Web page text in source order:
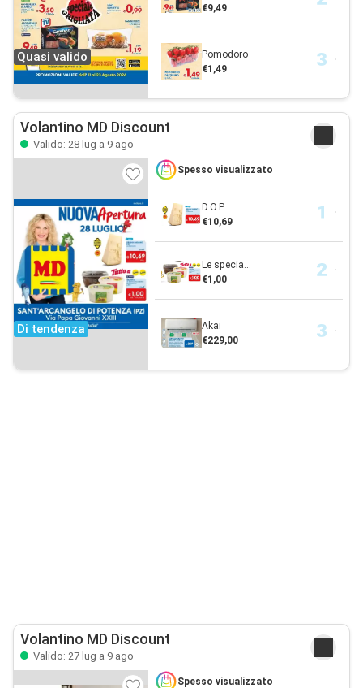
Quasi valido
€9,49
Pomodoro
€1,49
Volantino MD Discount
Valido: 28 lug a 9 ago
Di tendenza
Spesso visualizzato
D.O.P.
€10,69
Le specia...
€1,00
Akai
€229,00
Volantino MD Discount
Valido: 27 lug a 9 ago
Spesso visualizzato